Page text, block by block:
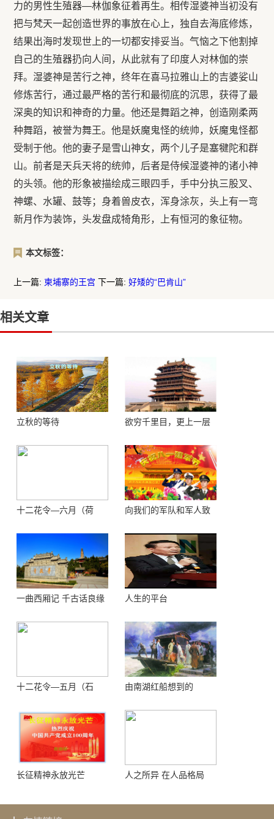
力的男性生殖器—林伽象征着再生。相传湿婆神当初没有
把与梵天一起创造世界的事放在心上，独自去海底修炼，
结果出海时发现世上的一切都安排妥当。气恼之下他割掉
自己的生殖器扔向人间，从此就有了印度人对林伽的崇
拜。湿婆神是苦行之神，终年在喜马拉雅山上的吉婆娑山
修炼苦行，通过最严格的苦行和最彻底的沉思，获得了最
深奥的知识和神奇的力量。他还是舞蹈之神，创造刚柔两
种舞蹈，被誉为舞王。他是妖魔鬼怪的统帅，妖魔鬼怪都
受制于他。他的妻子是雪山神女，两个儿子是塞犍陀和群
山。前者是天兵天将的统帅，后者是侍候湿婆神的诸小神
的头领。他的形象被描绘成三眼四手，手中分执三股叉、
神螺、水罐、鼓等；身着兽皮衣，浑身涂灰，头上有一弯
新月作为装饰，头发盘成犄角形，上有恒河的象征物。
本文标签：
上一篇: 柬埔寨的王宫 下一篇:好矮的“巴肯山”
相关文章
立秋的等待
欲穷千里目，更上一层
十二花令—六月（荷
向我们的军队和军人致
一曲西厢记 千古话良缘 人生的平台
十二花令—五月（石
由南湖红船想到的
长征精神永放光芒 人之所异 在人品格局